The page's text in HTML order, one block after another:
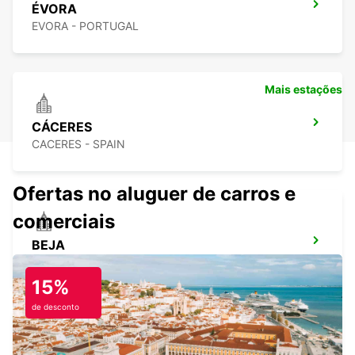
ÉVORA
EVORA - PORTUGAL
CÁCERES
CACERES - SPAIN
BEJA
BEJA - PORTUGAL
Mais estações
Ofertas no aluguer de carros e
comerciais
15%
de desconto